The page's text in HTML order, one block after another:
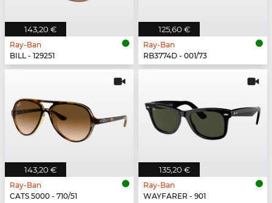
143,20 €
Ray-Ban
BILL - 129251
125,60 €
Ray-Ban
RB3774D - 001/73
143,20 €
Ray-Ban
CATS 5000 - 710/51
135,20 €
Ray-Ban
WAYFARER - 901